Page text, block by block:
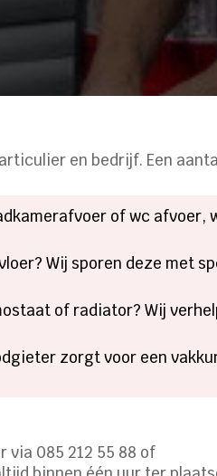
en bedrijf. Een
of wc afvoer,
Wij sporen deze met
of radiator? Wij
zorgt voor een
via 085 212 55 88 of